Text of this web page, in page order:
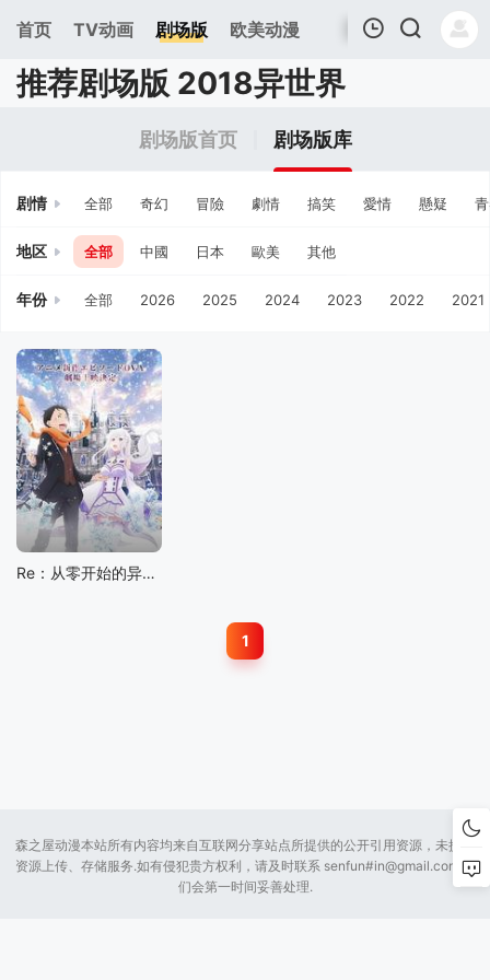
首页 TV动画 剧场版 欧美动漫
我的观影记录
推荐剧场版 2018异世界
剧场版首页 剧场版库
剧情 全部 奇幻 冒險 劇情 搞笑 愛情 懸疑
地区 全部 中國 日本 歐美 其他
年份 全部 2026 2025 2024 2023 2022 2021
Re：从零开始的异世界生活 雪之回忆
1
森之屋动漫本站所有内容均来自互联网分享站点所提供的公开引用资源，未提供
资源上传、存储服务.如有侵犯贵方权利，请及时联系 senfun#in@gmail.com 我
们会第一时间妥善处理.